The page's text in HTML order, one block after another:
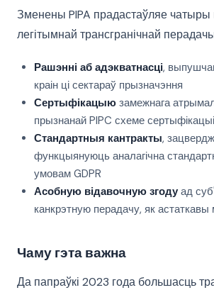
Зменены PIPA прадастаўляе чатыры
легітымнай трансгранічнай
Рашэнні аб адэкватнасці,
краін ці сектараў прызначэння
Сертыфікацыю замежнага
прызнанай PIPC схеме сертыфікацыі
Стандартныя кантракты,
функцыянуюць аналагічна
умовам GDPR
Асобную відавочную згоду ад
канкрэтную перадачу, як астаткавы
Чаму гэта важна
Да папраўкі 2023 года большасць